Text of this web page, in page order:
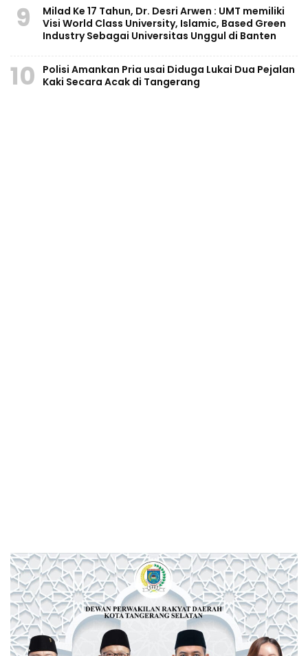
9
Milad Ke 17 Tahun, Dr. Desri Arwen : UMT memiliki
Visi World Class University, Islamic, Based Green
Industry Sebagai Universitas Unggul di Banten
10
Polisi Amankan Pria usai Diduga Lukai Dua Pejalan
Kaki Secara Acak di Tangerang